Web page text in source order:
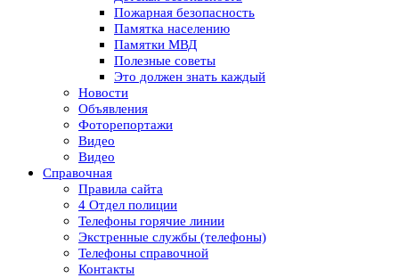
Пожарная безопасность
Памятка населению
Памятки МВД
Полезные советы
Это должен знать каждый
Новости
Объявления
Фоторепортажи
Видео
Видео
Справочная
Правила сайта
4 Отдел полиции
Телефоны горячие линии
Экстренные службы (телефоны)
Телефоны справочной
Контакты